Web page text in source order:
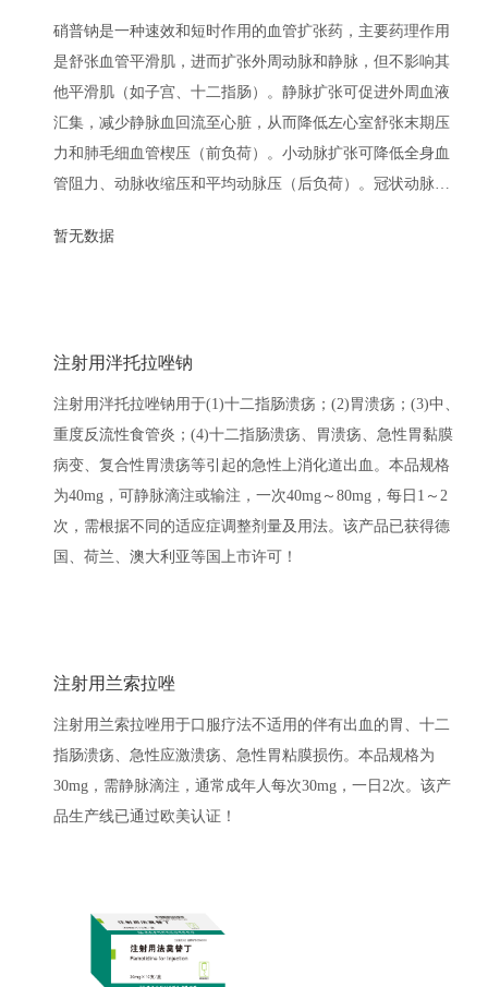
硝普钠是一种速效和短时作用的血管扩张药，主要药理作用
是舒张血管平滑肌，进而扩张外周动脉和静脉，但不影响其
他平滑肌（如子宫、十二指肠）。静脉扩张可促进外周血液
汇集，减少静脉血回流至心脏，从而降低左心室舒张末期压
力和肺毛细血管楔压（前负荷）。小动脉扩张可降低全身血
管阻力、动脉收缩压和平均动脉压（后负荷）。冠状动脉也
暂无数据
注射用泮托拉唑钠
注射用泮托拉唑钠用于(1)十二指肠溃疡；(2)胃溃疡；(3)中、
重度反流性食管炎；(4)十二指肠溃疡、胃溃疡、急性胃黏膜
病变、复合性胃溃疡等引起的急性上消化道出血。本品规格
为40mg，可静脉滴注或输注，一次40mg～80mg，每日1～2
次，需根据不同的适应症调整剂量及用法。该产品已获得德
国、荷兰、澳大利亚等国上市许可！
注射用兰索拉唑
注射用兰索拉唑用于口服疗法不适用的伴有出血的胃、十二
指肠溃疡、急性应激溃疡、急性胃粘膜损伤。本品规格为
30mg，需静脉滴注，通常成年人每次30mg，一日2次。该产
品生产线已通过欧美认证！